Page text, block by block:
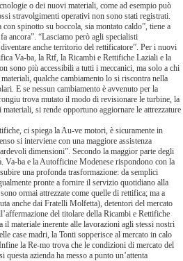
o dei nuovi materiali, come ad esempio può
stravolgimenti operativi non sono stati registrati.
spinotto su boccola, sia montato caldo”, tiene a
ancora”. “Lasciamo però agli specialisti
anche territorio del rettificatore”. Per i nuovi
Va-ba, la Rtf, la Ricambi e Rettifiche Laziali e la
sono più accessibili a tutti i meccanici, ma solo a chi
qualche cambiamento lo si riscontra nella
E se nessun cambiamento è avvenuto per la
trova mutato il modo di revisionare le turbine, la
si rende opportuno aggiornare le attrezzature
ci spiega la Au-ve motori, è sicuramente in
si interviene con una maggiore assistenza
dimensioni”. Secondo la maggior parte degli
Va-ba e la Autofficine Modenese rispondono con la
una profonda trasformazione: da semplici
pronte a fornire il servizio quotidiano alla
ormai attrezzate come quelle di rettifica; ma a
anche dai Fratelli Molfetta), detentori del mercato
del titolare della Ricambi e Rettifiche
materiale inerente alle lavorazioni agli stessi nostri
case madri, la Tonti sopperisce al mercato in calo
la Re-mo trova che le condizioni di mercato del
questa azienda ha messo a punto un’attenta